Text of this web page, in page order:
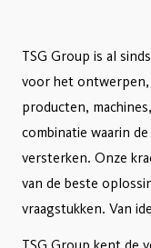
TSG Group is al
voor het ontwerpen,
producten,
combinatie waarin
versterken. Onze
van de beste
vraagstukken. Van
TSG Group kent de